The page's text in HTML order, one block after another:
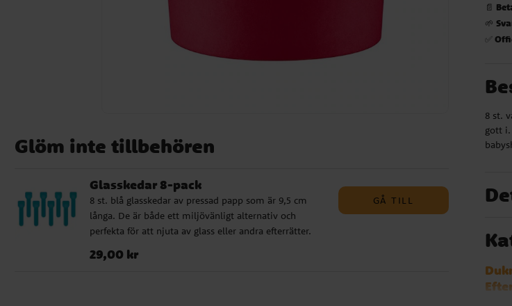
Glöm inte tillbehören
Glasskedar 8-pack
8 st. blå glasskedar av pressad papp som är 9,5 cm
långa. De är både ett miljövänligt alternativ och
perfekta för att njuta av glass eller andra efterrätter.
Pris :29,00 kr
29,00 kr
GÅ TILL
📄
🌱
✅
8 st.
gott i.